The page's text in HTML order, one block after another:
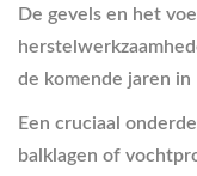
De gevels en het
de komende jaren
Een cruciaal
balklagen of